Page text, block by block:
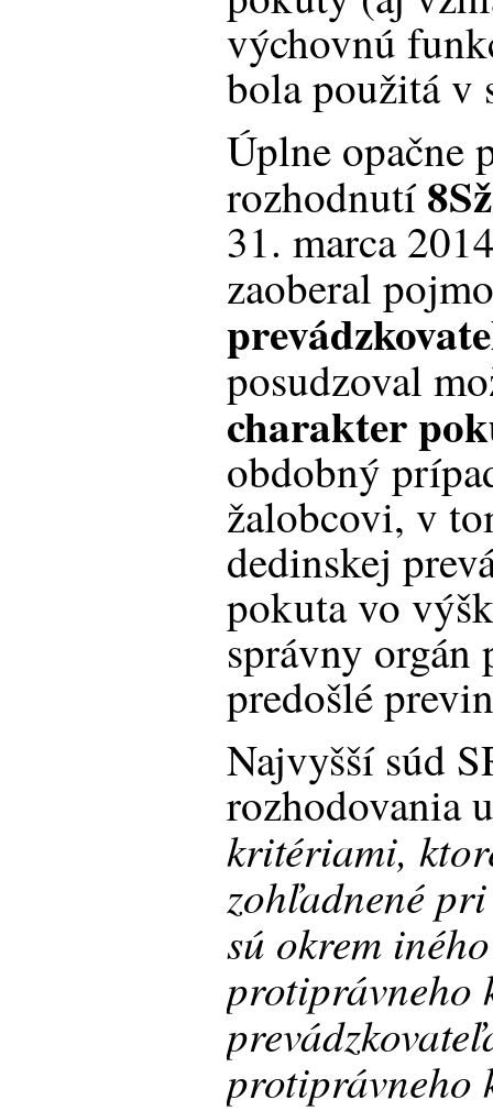
výchovnú
bola použitá v
Úplne opačne
rozhodnutí
31. marca
zaoberal
posudzoval
charakter
obdobný
žalobcovi, v
dedinskej
pokuta vo
správny
predošlé
Najvyšší súd
rozhodovania
kritériami,
zohľadnené
sú okrem
protiprávneho
protiprávneho